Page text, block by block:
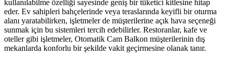
kullanılabilme özelliği sayesinde geniş bir tüketici kitlesine hitap
eder. Ev sahipleri bahçelerinde veya teraslarında keyifli bir oturma
alanı yaratabilirken, işletmeler de müşterilerine açık hava seçeneği
sunmak için bu sistemleri tercih edebilirler. Restoranlar, kafe ve
oteller gibi işletmeler, Otomatik Cam Balkon müşterilerinin dış
mekanlarda konforlu bir şekilde vakit geçirmesine olanak tanır.